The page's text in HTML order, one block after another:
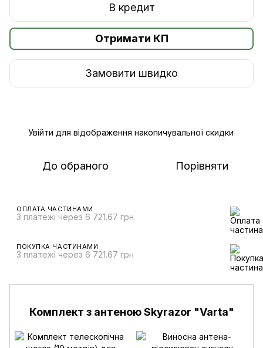
В кредит
Отримати КП
Замовити швидко
Увійти для відображення накопичувальної скидки
До обраного Порівняти
ОПЛАТА ЧАСТИНАМИ
3 платежі через 6 721.67 грн
ПОКУПКА ЧАСТИНАМИ
3 платежі через 6 721.67 грн
Комплект з антеною Skyrazor "Varta"